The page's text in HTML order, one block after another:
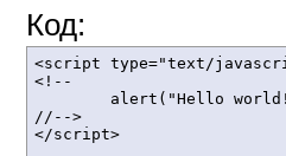
Код:
<script type="text/
<!--
//-->
</script>